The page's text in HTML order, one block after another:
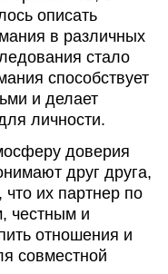
описать
в различных
стало
способствует
и делает
личности.
доверия
друг друга,
их партнер по
честным и
отношения и
совместной